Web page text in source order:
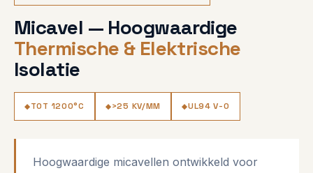
Micavel — Hoogwaardige
Thermische & Elektrische
Isolatie
TOT 1200°C >25 KV/MM UL94 V-0
Hoogwaardige micavellen ontwikkeld voor